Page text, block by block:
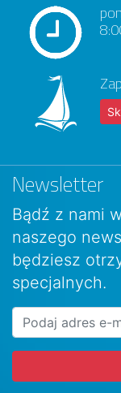
Newsletter
Bądź z nami
naszego
będziesz
specjalnych.